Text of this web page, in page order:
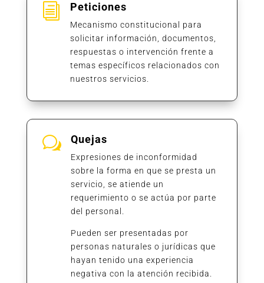
i Peticiones
Mecanismo constitucional para
solicitar información, documentos,
respuestas o intervención frente a
temas específicos relacionados con
nuestros servicios.
w Quejas
Expresiones de inconformidad
sobre la forma en que se presta un
servicio, se atiende un
requerimiento o se actúa por parte
del personal.
Pueden ser presentadas por
personas naturales o jurídicas que
hayan tenido una experiencia
negativa con la atención recibida.